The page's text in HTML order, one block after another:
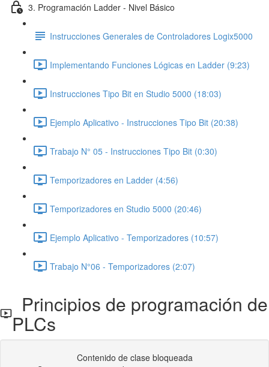
3. Programación Ladder - Nivel Básico
Instrucciones Generales de Controladores Logix5000
Implementando Funciones Lógicas en Ladder (9:23)
Instrucciones Tipo Bit en Studio 5000 (18:03)
Ejemplo Aplicativo - Instrucciones Tipo Bit (20:38)
Trabajo N° 05 - Instrucciones Tipo Bit (0:30)
Temporizadores en Ladder (4:56)
Temporizadores en Studio 5000 (20:46)
Ejemplo Aplicativo - Temporizadores (10:57)
Trabajo N°06 - Temporizadores (2:07)
Principios de programación de
PLCs
Contenido de clase bloqueada